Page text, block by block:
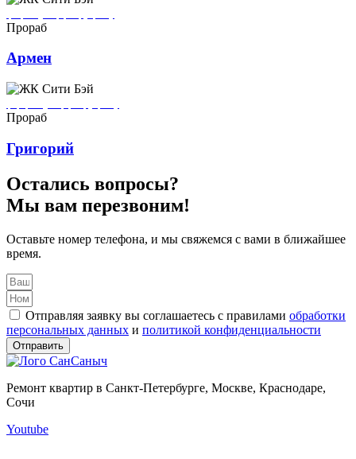
Прораб
Армен
Прораб
Григорий
Остались вопросы?
Мы вам перезвоним!
Оставьте номер телефона, и мы свяжемся с вами в ближайшее
время.
Отправляя заявку вы соглашаетесь с правилами обработки
персональных данных и политикой конфиденциальности
Отправить
Ремонт квартир в Санкт-Петербурге, Москве, Краснодаре,
Сочи
Youtube